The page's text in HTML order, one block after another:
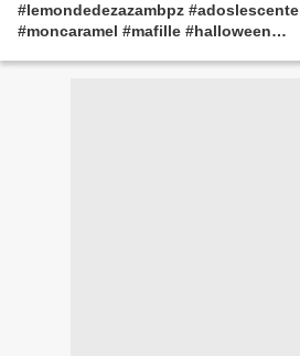
#lemondedezazambpz #adoslescente
#moncaramel #mafille #halloween